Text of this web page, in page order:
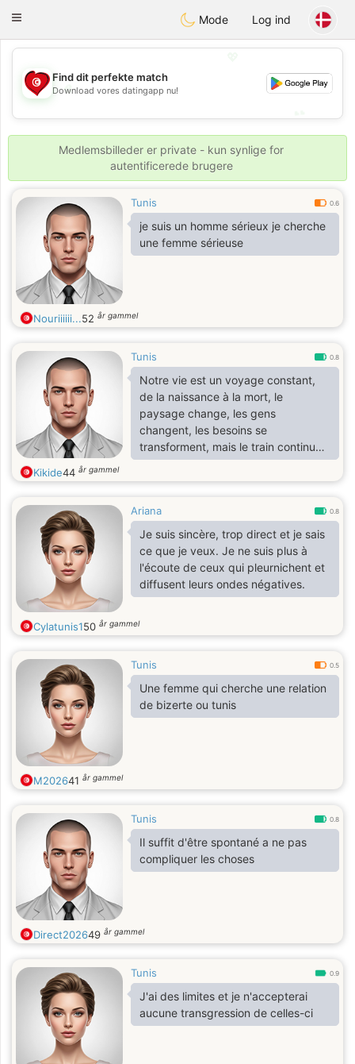
Tunisia Dating
Toggle
Mode Log ind
💖
💕
Find dit perfekte match
Download vores datingapp nu!
Medlemsbilleder er private - kun synlige for
autentificerede brugere
Tunis 0.6
je suis un homme sérieux je cherche
une femme sérieuse
Nouriiiiii...52 år gammel
Tunis 0.8
Notre vie est un voyage constant,
de la naissance à la mort, le
paysage change, les gens
changent, les besoins se
transforment, mais le train continue.
La vie, c'est le train, ce n'est pas la
gare. »
Kikide44 år gammel
Ariana 0.8
Je suis sincère, trop direct et je sais
ce que je veux. Je ne suis plus à
l'écoute de ceux qui pleurnichent et
diffusent leurs ondes négatives.
Cylatunis150 år gammel
Tunis 0.5
Une femme qui cherche une relation
de bizerte ou tunis
M202641 år gammel
Tunis 0.8
Il suffit d'être spontané a ne pas
compliquer les choses
Direct202649 år gammel
Tunis 0.9
J'ai des limites et je n'accepterai
aucune transgression de celles-ci